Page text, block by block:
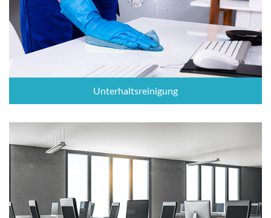
Unterhaltsreinigung